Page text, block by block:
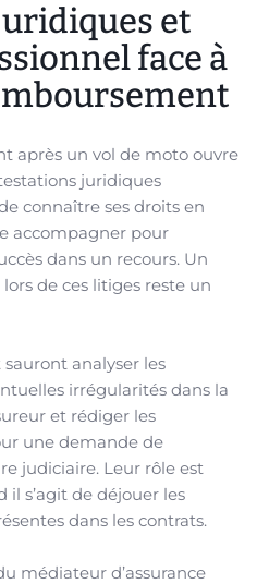
et
face à
après un vol de moto ouvre
juridiques
connaître ses droits en
accompagner pour
dans un recours. Un
de ces litiges reste un
analyser les
irrégularités dans la
et rédiger les
une demande de
judiciaire. Leur rôle est
il s’agit de déjouer les
dans les contrats.
médiateur d’assurance